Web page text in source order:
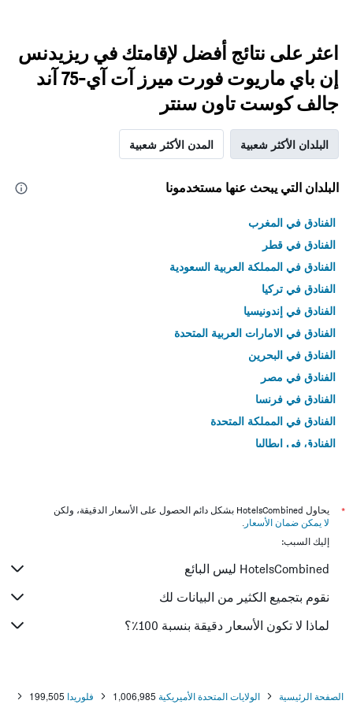
اعثر على نتائج أفضل لإقامتك في ريزيدنس
إن باي ماريوت فورت ميرز آت آي-75 آند
جالف كوست تاون سنتر
البلدان الأكثر شعبية المدن الأكثر شعبية
البلدان التي يبحث عنها مستخدمونا
الفنادق في المغرب
الفنادق في قطر
الفنادق في المملكة العربية السعودية
الفنادق في تركيا
الفنادق في إندونيسيا
الفنادق في الامارات العربية المتحدة
الفنادق في البحرين
الفنادق في مصر
الفنادق في فرنسا
الفنادق في المملكة المتحدة
الفنادق في إيطاليا
*
يحاول HotelsCombined بشكل دائم الحصول على الأسعار الدقيقة، ولكن
لا يمكن ضمان الأسعار .
إليك السبب:
HotelsCombined ليس البائع
نقوم بتجميع الكثير من البيانات لك
لماذا لا تكون الأسعار دقيقة بنسبة 100٪؟
الصفحة الرئيسية الولايات المتحدة الأميريكية 1,006,985 فلوريدا 199,505